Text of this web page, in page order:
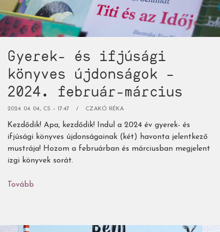
Gyerek- és ifjúsági
könyves újdonságok –
2024. február-március
2024. 04. 04., CS – 17:47 CZAKÓ RÉKA
Kezdődik! Apa, kezdődik! Indul a 2024 év gyerek- és
ifjúsági könyves újdonságainak (két) havonta jelentkező
mustrája! Hozom a februárban és márciusban megjelent
izgi könyvek sorát.
Tovább